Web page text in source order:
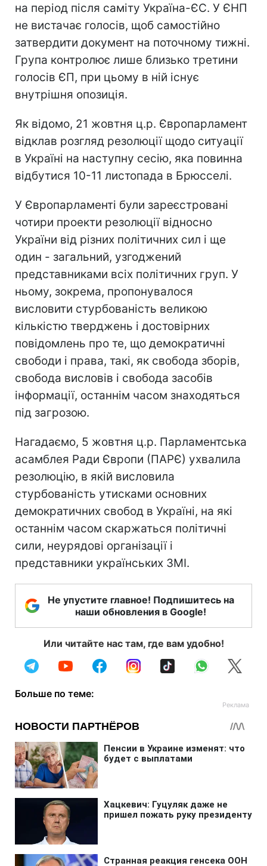
на період після саміту Україна-ЄС. У ЄНП
не вистачає голосів, щоб самостійно
затвердити документ на поточному тижні.
Група контролює лише близько третини
голосів ЄП, при цьому в ній існує
внутрішня опозиція.
Як відомо, 21 жовтня ц.р. Європарламент
відклав розгляд резолюції щодо ситуації
в Україні на наступну сесію, яка повинна
відбутися 10-11 листопада в Брюсселі.
У Європарламенті були зареєстровані
чотири проекти резолюції відносно
України від різних політичних сил і ще
один - загальний, узгоджений
представниками всіх політичних груп. У
ньому, зокрема, пропонувалося
висловити стурбованість великою
кількістю тверджень і достовірних
повідомлень про те, що демократичні
свободи і права, такі, як свобода зборів,
свобода висловів і свобода засобів
інформації, останнім часом знаходяться
під загрозою.
Нагадаємо, 5 жовтня ц.р. Парламентська
асамблея Ради Європи (ПАРЄ) ухвалила
резолюцію, в якій висловила
стурбованість утисками основних
демократичних свобод в Україні, на які
останнім часом скаржаться політичні
сили, неурядові організації і
представники українських ЗМІ.
Не упустите главное! Подпишитесь на
наши обновления в Google!
Или читайте нас там, где вам удобно!
Больше по теме: